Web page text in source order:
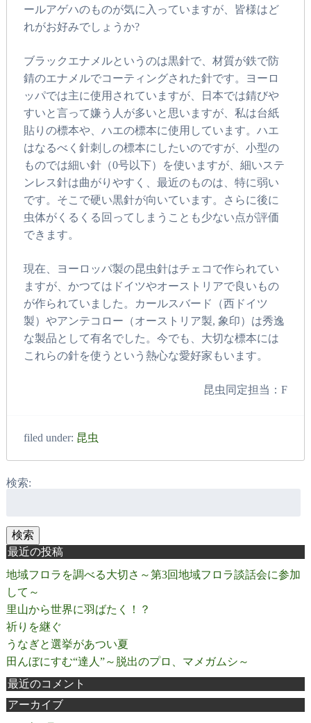
ールアゲハのものが気に入っていますが、皆様はど
れがお好みでしょうか?
ブラックエナメルというのは黒針で、材質が鉄で防
錆のエナメルでコーティングされた針です。ヨーロ
ッパでは主に使用されていますが、日本では錆びや
すいと言って嫌う人が多いと思いますが、私は台紙
貼りの標本や、ハエの標本に使用しています。ハエ
はなるべく針刺しの標本にしたいのですが、小型の
ものでは細い針（0号以下）を使いますが、細いステ
ンレス針は曲がりやすく、最近のものは、特に弱い
です。そこで硬い黒針が向いています。さらに後に
虫体がくるくる回ってしまうことも少ない点が評価
できます。
現在、ヨーロッパ製の昆虫針はチェコで作られてい
ますが、かつてはドイツやオーストリアで良いもの
が作られていました。カールスバード（西ドイツ
製）やアンテコロー（オーストリア製, 象印）は秀逸
な製品として有名でした。今でも、大切な標本には
これらの針を使うという熱心な愛好家もいます。
昆虫同定担当：F
filed under: 昆虫
検索:
検索
最近の投稿
地域フロラを調べる大切さ～第3回地域フロラ談話会に参加
して～
里山から世界に羽ばたく！？
祈りを継ぐ
うなぎと選挙があつい夏
田んぼにすむ“達人”～脱出のプロ、マメガムシ～
最近のコメント
アーカイブ